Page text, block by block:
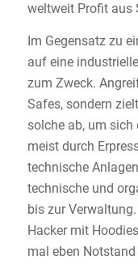
weltweit Profit aus
Im Gegensatz zu
auf eine
zum Zweck.
Safes, sondern
solche ab, um
meist durch
technische
technische und
bis zur
Hacker mit
mal eben